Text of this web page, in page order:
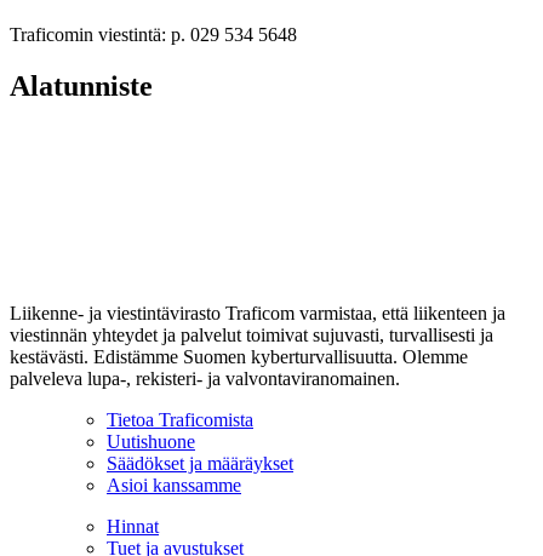
Traficomin viestintä: p. 029 534 5648
Alatunniste
Liikenne- ja viestintävirasto Traficom varmistaa, että liikenteen ja
viestinnän yhteydet ja palvelut toimivat sujuvasti, turvallisesti ja
kestävästi. Edistämme Suomen kyberturvallisuutta. Olemme
palveleva lupa-, rekisteri- ja valvontaviranomainen.
Tietoa Traficomista
Uutishuone
Säädökset ja määräykset
Asioi kanssamme
Hinnat
Tuet ja avustukset